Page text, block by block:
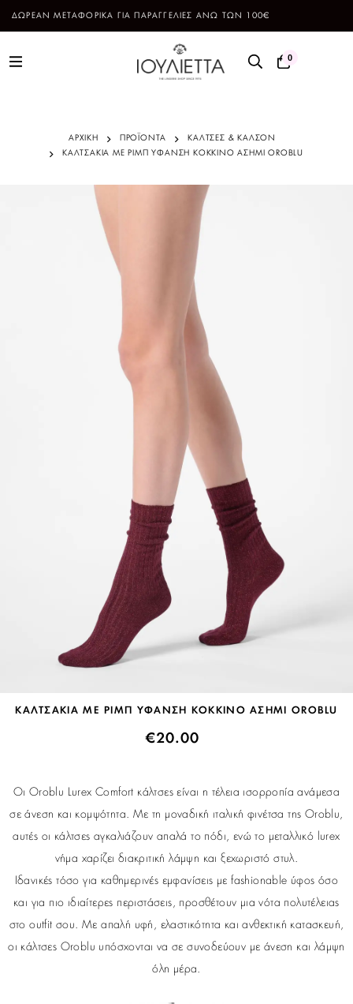
ΔΩΡΕΑΝ ΜΕΤΑΦΟΡΙΚΑ ΓΙΑ ΠΑΡΑΓΓΕΛΙΕΣ ΑΝΩ ΤΩΝ 100€
0
ΑΡΧΙΚΗ ΠΡΟΪΌΝΤΑ
ΚΑΛΤΣΕΣ & ΚΑΛΣΟΝ
ΚΑΛΤΣΑΚΙΑ ΜΕ ΡΙΜΠ ΥΦΑΝΣΗ ΚΟΚΚΙΝΟ ΑΣΗΜΙ OROBLU
ΚΑΛΤΣΑΚΙΑ ΜΕ ΡΙΜΠ ΥΦΑΝΣΗ ΚΟΚΚΙΝΟ ΑΣΗΜΙ OROBLU
€20.00
Οι Oroblu Lurex Comfort κάλτσες είναι η τέλεια ισορροπία ανάμεσα
σε άνεση και κομψότητα. Με τη μοναδική ιταλική φινέτσα της Oroblu,
αυτές οι κάλτσες αγκαλιάζουν απαλά το πόδι, ενώ το μεταλλικό lurex
νήμα χαρίζει διακριτική λάμψη και ξεχωριστό στυλ.
Ιδανικές τόσο για καθημερινές εμφανίσεις με fashionable ύφος όσο
και για πιο ιδιαίτερες περιστάσεις, προσθέτουν μια νότα πολυτέλειας
στο outfit σου. Με απαλή υφή, ελαστικότητα και ανθεκτική κατασκευή,
οι κάλτσες Oroblu υπόσχονται να σε συνοδεύουν με άνεση και λάμψη
όλη μέρα.